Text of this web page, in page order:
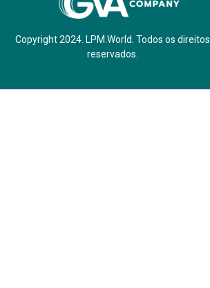
Copyright 2024. LPM.World. Todos os direitos
reservados.